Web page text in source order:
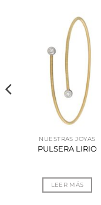
NUESTRAS JOYAS
PULSERA LIRIO
LEER MÁS